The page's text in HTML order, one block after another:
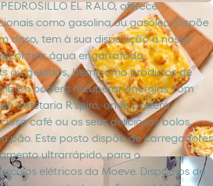
EL RALO, oferece
como gasolina ou gasóleo. Dispõe
disso, tem à sua disposição a nossa
água engarrafada,
ou gelados, bem como produtos de
poderá recuperar energias com
cafetaria R'spiro, onde poderá
café ou os seus deliciosos bolos,
pão. Este posto dispõe de carregadores
ultrarrápido, para o
elétricos da Moeve. Dispomos de